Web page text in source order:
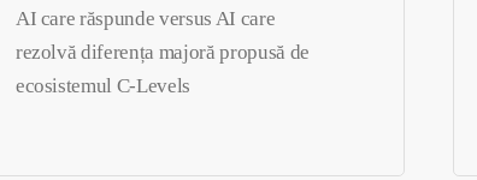
AI care răspunde versus AI care
rezolvă diferența majoră propusă de
ecosistemul C-Levels